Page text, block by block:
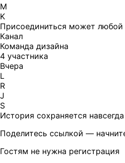
M
K
Присоединиться может любой
Канал
Команда дизайна
4 участника
Вчера
L
R
J
S
История сохраняется навсегда
Поделитесь ссылкой —
Гостям не нужна регистрация